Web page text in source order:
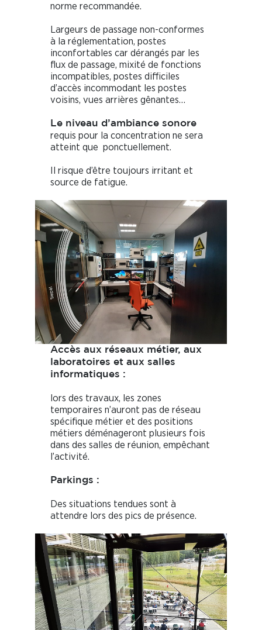
norme recommandée.
Largeurs de passage non-conformes
à la réglementation, postes
inconfortables car dérangés par les
flux de passage, mixité de fonctions
incompatibles, postes difficiles
d’accès incommodant les postes
voisins, vues arrières gênantes…
Le niveau d’ambiance sonore
requis pour la concentration ne sera
atteint que ponctuellement.
Il risque d’être toujours irritant et
source de fatigue.
Accès aux réseaux métier, aux
laboratoires et aux salles
informatiques :
lors des travaux, les zones
temporaires n’auront pas de réseau
spécifique métier et des positions
métiers déménageront plusieurs fois
dans des salles de réunion, empêchant
l’activité.
Parkings :
Des situations tendues sont à
attendre lors des pics de présence.